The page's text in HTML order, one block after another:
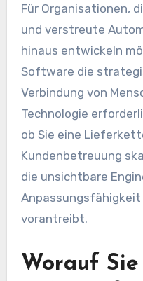
Für Organisationen,
und verstreute
hinaus entwickeln
Software die
Verbindung von
Technologie
ob Sie eine
Kundenbetreuung
die unsichtbare
vorantreibt.
Worauf